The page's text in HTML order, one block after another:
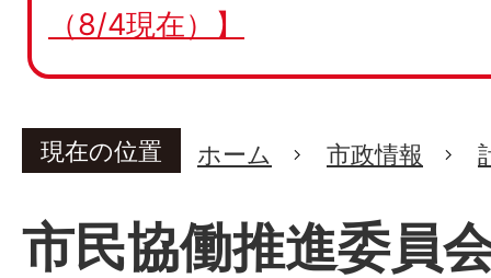
（8/4現在）】
現在の位置 ホーム 市政情報
市民協働推進委員